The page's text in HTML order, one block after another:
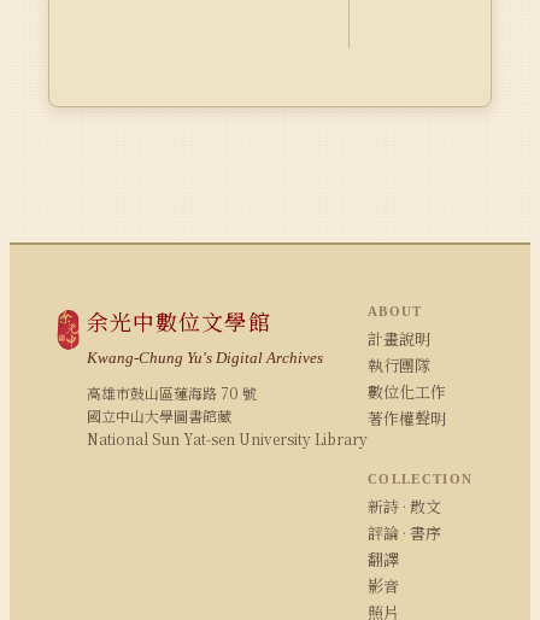
余光中數位文學館
Kwang-Chung Yu's Digital Archives
高雄市鼓山區蓮海路 70 號
國立中山大學圖書館藏
National Sun Yat-sen University Library
ABOUT
計畫說明
執行團隊
數位化工作
著作權聲明
COLLECTION
新詩 · 散文
評論 · 書序
翻譯
影音
照片